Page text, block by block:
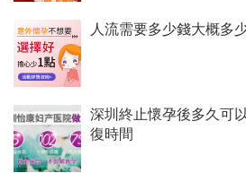
人流需要多少錢大概多
深圳終止懷孕後多久可
復時間